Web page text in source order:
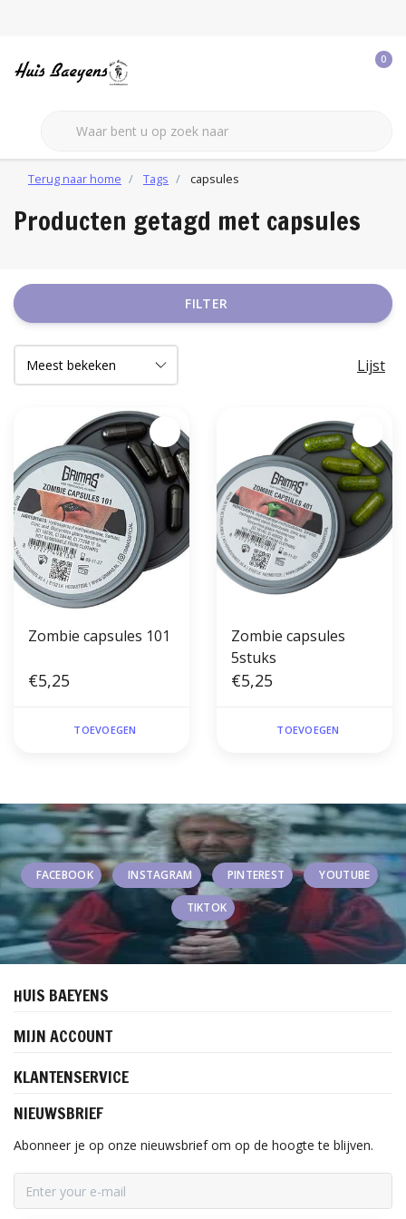
0
Terug naar home Tags capsules
Producten getagd met capsules
FILTER
Lijst
Zombie capsules 101
€5,25
TOEVOEGEN
Zombie capsules
5stuks
€5,25
TOEVOEGEN
FACEBOOK INSTAGRAM PINTEREST YOUTUBE
TIKTOK
HUIS BAEYENS
MIJN ACCOUNT
KLANTENSERVICE
NIEUWSBRIEF
Abonneer je op onze nieuwsbrief om op de hoogte te blijven.